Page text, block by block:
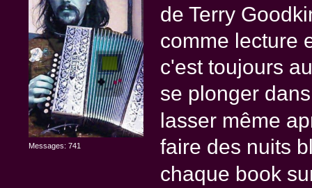
Messages: 741
de Terry
comme lecture
c'est toujours
se plonger
lasser même
faire des nuits
chaque book